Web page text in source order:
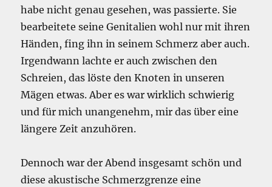
habe nicht genau gesehen, was passierte. Sie
bearbeitete seine Genitalien wohl nur mit ihren
Händen, fing ihn in seinem Schmerz aber auch.
Irgendwann lachte er auch zwischen den
Schreien, das löste den Knoten in unseren
Mägen etwas. Aber es war wirklich schwierig
und für mich unangenehm, mir das über eine
längere Zeit anzuhören.
Dennoch war der Abend insgesamt schön und
diese akustische Schmerzgrenze eine